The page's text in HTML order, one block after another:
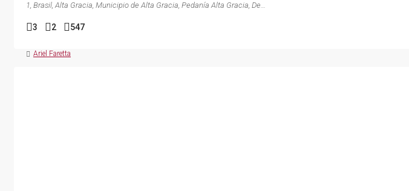
1, Brasil, Alta Gracia, Municipio de Alta Gracia, Pedanía Alta Gracia, Departamento Santa María, Córdoba, X5186, Argentina
3 2 547
Ariel Faretta